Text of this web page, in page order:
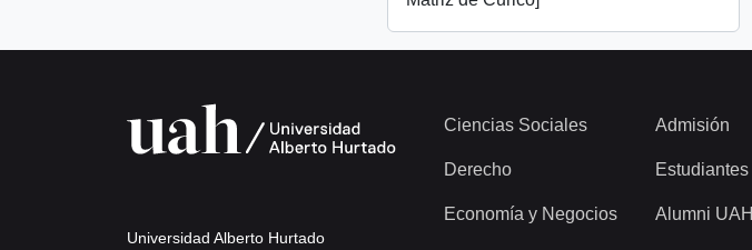
Universidad Alberto Hurtado
Ciencias Sociales
Derecho
Economía y Negocios
Admisión
Estudiantes
Alumni UAH